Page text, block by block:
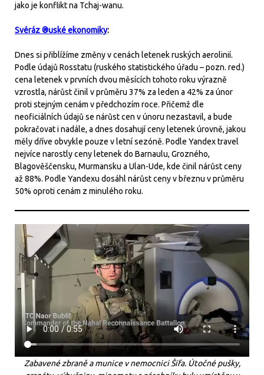
jako je konflikt na Tchaj-wanu.
Svéráz ®uské ekonomiky:
Dnes si přiblížíme změny v cenách letenek ruských aerolinií.
Podle údajů Rosstatu (ruského statistického úřadu – pozn. red.)
cena letenek v prvních dvou měsících tohoto roku výrazně
vzrostla, nárůst činil v průměru 37% za leden a 42% za únor
proti stejným cenám v předchozím roce. Přičemž dle
neoficiálních údajů se nárůst cen v únoru nezastavil, a bude
pokračovat i nadále, a dnes dosahují ceny letenek úrovně, jakou
měly dříve obvykle pouze v letní sezóně. Podle Yandex travel
nejvíce narostly ceny letenek do Barnaulu, Grozného,
Blagověščensku, Murmansku a Ulan-Ude, kde činil nárůst ceny
až 88%. Podle Yandexu dosáhl nárůst ceny v březnu v průměru
50% oproti cenám z minulého roku.
Zabavené zbraně a munice v nemocnici Šífa. Útočné pušky,